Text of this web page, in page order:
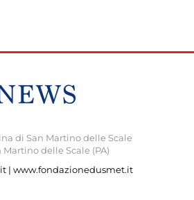
di San Martino delle Scale
Martino delle Scale (PA)
| www.fondazionedusmet.it